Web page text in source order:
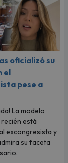
oficializó su
el
pese a
La modelo
está
excongresista y
su faceta